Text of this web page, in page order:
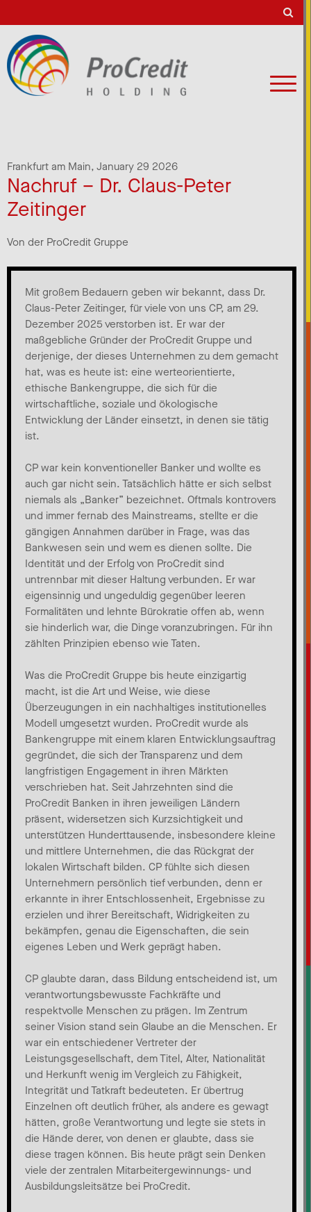
Frankfurt am Main, January 29 2026
Nachruf – Dr. Claus-Peter
Zeitinger
Von der ProCredit Gruppe
Mit großem Bedauern geben wir bekannt, dass Dr.
Claus-Peter Zeitinger, für viele von uns CP, am 29.
Dezember 2025 verstorben ist. Er war der
maßgebliche Gründer der ProCredit Gruppe und
derjenige, der dieses Unternehmen zu dem gemacht
hat, was es heute ist: eine werteorientierte,
ethische Bankengruppe, die sich für die
wirtschaftliche, soziale und ökologische
Entwicklung der Länder einsetzt, in denen sie tätig
ist.
CP war kein konventioneller Banker und wollte es
auch gar nicht sein. Tatsächlich hätte er sich selbst
niemals als „Banker” bezeichnet. Oftmals kontrovers
und immer fernab des Mainstreams, stellte er die
gängigen Annahmen darüber in Frage, was das
Bankwesen sein und wem es dienen sollte. Die
Identität und der Erfolg von ProCredit sind
untrennbar mit dieser Haltung verbunden. Er war
eigensinnig und ungeduldig gegenüber leeren
Formalitäten und lehnte Bürokratie offen ab, wenn
sie hinderlich war, die Dinge voranzubringen. Für ihn
zählten Prinzipien ebenso wie Taten.
Was die ProCredit Gruppe bis heute einzigartig
macht, ist die Art und Weise, wie diese
Überzeugungen in ein nachhaltiges institutionelles
Modell umgesetzt wurden. ProCredit wurde als
Bankengruppe mit einem klaren Entwicklungsauftrag
gegründet, die sich der Transparenz und dem
langfristigen Engagement in ihren Märkten
verschrieben hat. Seit Jahrzehnten sind die
ProCredit Banken in ihren jeweiligen Ländern
präsent, widersetzen sich Kurzsichtigkeit und
unterstützen Hunderttausende, insbesondere kleine
und mittlere Unternehmen, die das Rückgrat der
lokalen Wirtschaft bilden. CP fühlte sich diesen
Unternehmern persönlich tief verbunden, denn er
erkannte in ihrer Entschlossenheit, Ergebnisse zu
erzielen und ihrer Bereitschaft, Widrigkeiten zu
bekämpfen, genau die Eigenschaften, die sein
eigenes Leben und Werk geprägt haben.
CP glaubte daran, dass Bildung entscheidend ist, um
verantwortungsbewusste Fachkräfte und
respektvolle Menschen zu prägen. Im Zentrum
seiner Vision stand sein Glaube an die Menschen. Er
war ein entschiedener Vertreter der
Leistungsgesellschaft, dem Titel, Alter, Nationalität
und Herkunft wenig im Vergleich zu Fähigkeit,
Integrität und Tatkraft bedeuteten. Er übertrug
Einzelnen oft deutlich früher, als andere es gewagt
hätten, große Verantwortung und legte sie stets in
die Hände derer, von denen er glaubte, dass sie
diese tragen können. Bis heute prägt sein Denken
viele der zentralen Mitarbeitergewinnungs- und
Ausbildungsleitsätze bei ProCredit.